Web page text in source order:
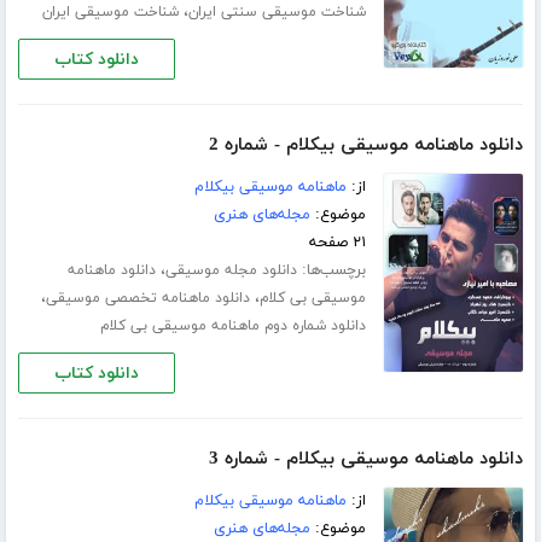
شناخت موسیقی سنتی ایران،شناخت موسیقی ایران
دانلود کتاب
دانلود ماهنامه موسیقی بیکلام - شماره 2
از: ماهنامه موسیقی بیکلام
موضوع: مجله‌های هنری
۲۱ صفحه
برچسب‌ها:دانلود مجله موسیقی،دانلود ماهنامه
موسیقی بی کلام،دانلود ماهنامه تخصصی موسیقی،
دانلود شماره دوم ماهنامه موسیقی بی کلام
دانلود کتاب
دانلود ماهنامه موسیقی بیکلام - شماره 3
از: ماهنامه موسیقی بیکلام
موضوع: مجله‌های هنری